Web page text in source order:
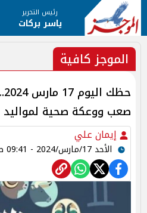
رئيس التحرير
ياسر بركات
الموجز كافية
صعب ووعكة صحية لمواليد
إيمان علي
الأحد 17/مارس/2024 - 09:41 ص